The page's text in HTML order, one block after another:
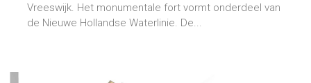
Vreeswijk. Het monumentale fort vormt onderdeel van
de Nieuwe Hollandse Waterlinie. De...